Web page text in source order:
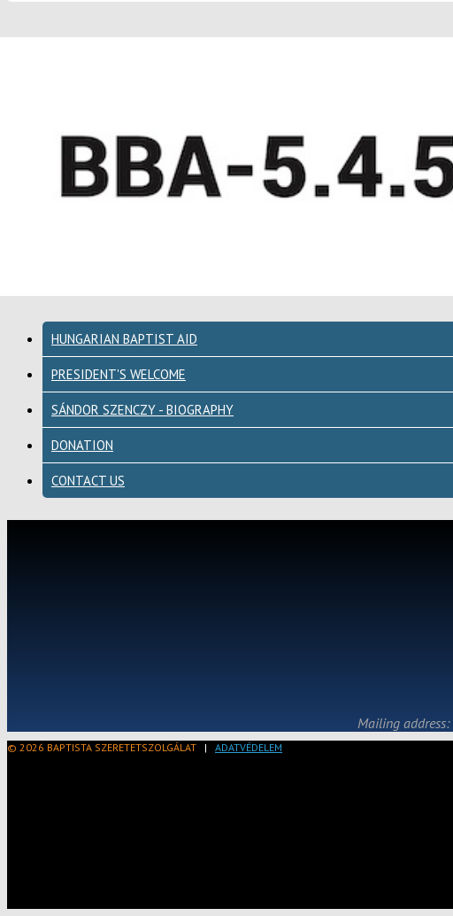
HUNGARIAN BAPTIST AID
PRESIDENT'S WELCOME
SÁNDOR SZENCZY - BIOGRAPHY
DONATION
CONTACT US
Mailing address:
© 2026 BAPTISTA SZERETETSZOLGÁLAT | ADATVÉDELEM